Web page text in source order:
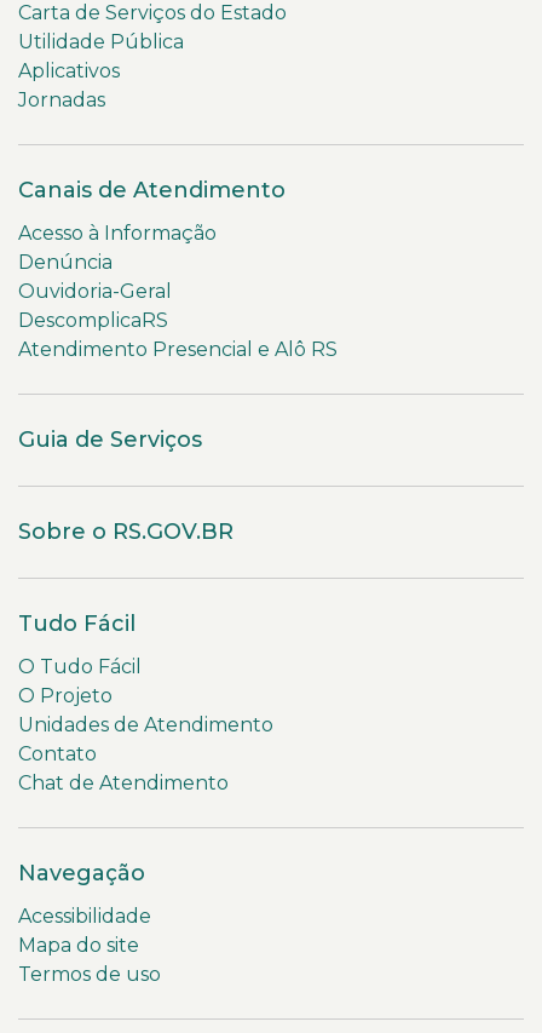
Carta de Serviços do Estado
Utilidade Pública
Aplicativos
Jornadas
Canais de Atendimento
Acesso à Informação
Denúncia
Ouvidoria-Geral
DescomplicaRS
Atendimento Presencial e Alô RS
Guia de Serviços
Sobre o RS.GOV.BR
Tudo Fácil
O Tudo Fácil
O Projeto
Unidades de Atendimento
Contato
Chat de Atendimento
Navegação
Acessibilidade
Mapa do site
Termos de uso